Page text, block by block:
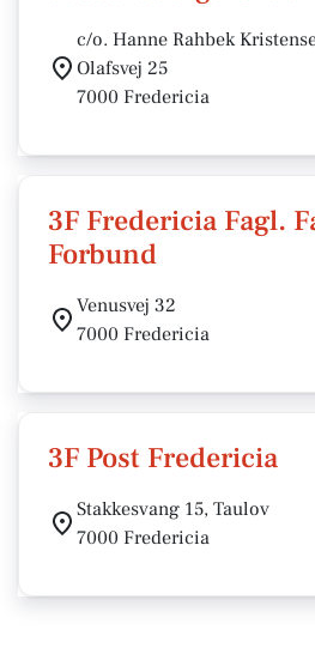
c/o. Hanne Rahbek
Olafsvej 25
7000 Fredericia
3F Fredericia Fagl.
Forbund
Venusvej 32
7000 Fredericia
3F Post Fredericia
Stakkesvang 15, Taulov
7000 Fredericia